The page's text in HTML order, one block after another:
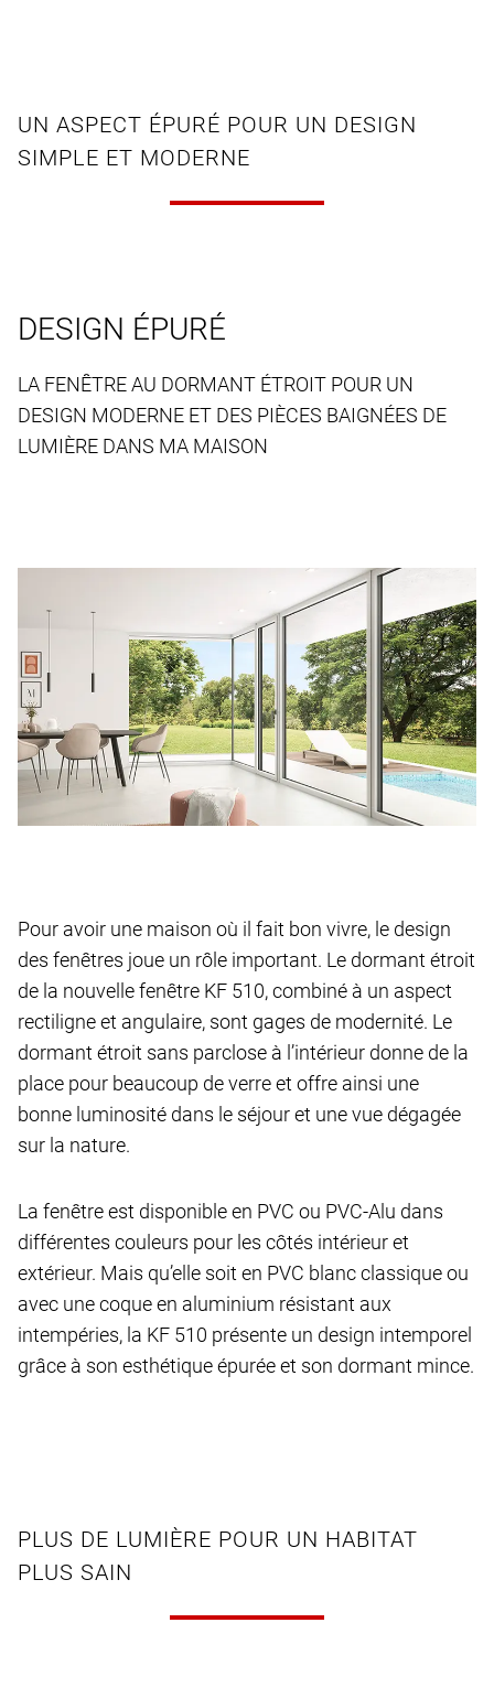
UN ASPECT ÉPURÉ POUR UN DESIGN
SIMPLE ET MODERNE
DESIGN ÉPURÉ
LA FENÊTRE AU DORMANT ÉTROIT POUR UN
DESIGN MODERNE ET DES PIÈCES BAIGNÉES DE
LUMIÈRE DANS MA MAISON
Pour avoir une maison où il fait bon vivre, le design
des fenêtres joue un rôle important. Le dormant étroit
de la nouvelle fenêtre KF 510, combiné à un aspect
rectiligne et angulaire, sont gages de modernité. Le
dormant étroit sans parclose à l’intérieur donne de la
place pour beaucoup de verre et offre ainsi une
bonne luminosité dans le séjour et une vue dégagée
sur la nature.
La fenêtre est disponible en PVC ou PVC-Alu dans
différentes couleurs pour les côtés intérieur et
extérieur. Mais qu’elle soit en PVC blanc classique ou
avec une coque en aluminium résistant aux
intempéries, la KF 510 présente un design intemporel
grâce à son esthétique épurée et son dormant mince.
PLUS DE LUMIÈRE POUR UN HABITAT
PLUS SAIN